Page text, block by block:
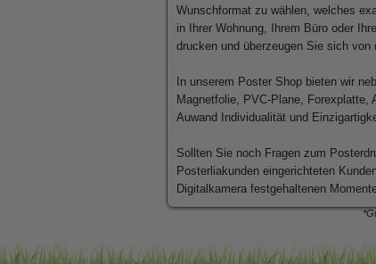
Wunschformat zu wählen, welches
in Ihrer Wohnung, Ihrem Büro oder
drucken und überzeugen Sie sich von
In unserem Poster Shop bieten wir
Magnetfolie, PVC-Plane, Forexplatte,
Auwand Individualität und
Sollten Sie noch Fragen zum
Posterliakunden eingerichteten
Digitalkamera festgehaltenen